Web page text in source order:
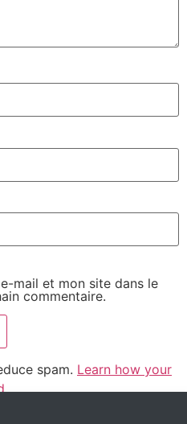
mail et mon site dans le
commentaire.
spam. Learn how your